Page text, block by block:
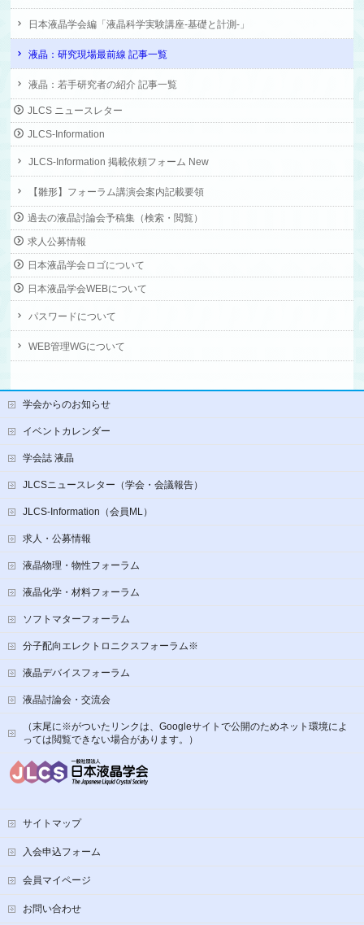
日本液晶学会編「液晶科学実験講座-基礎と計測-」
液晶：研究現場最前線 記事一覧
液晶：若手研究者の紹介 記事一覧
JLCS ニュースレター
JLCS-Information
JLCS-Information 掲載依頼フォーム New
【雛形】フォーラム講演会案内記載要領
過去の液晶討論会予稿集（検索・閲覧）
求人公募情報
日本液晶学会ロゴについて
日本液晶学会WEBについて
パスワードについて
WEB管理WGについて
学会からのお知らせ
イベントカレンダー
学会誌 液晶
JLCSニュースレター（学会・会議報告）
JLCS-Information（会員ML）
求人・公募情報
液晶物理・物性フォーラム
液晶化学・材料フォーラム
ソフトマターフォーラム
分子配向エレクトロニクスフォーラム※
液晶デバイスフォーラム
液晶討論会・交流会
（末尾に※がついたリンクは、Googleサイトで公開のためネット環境によ
っては閲覧できない場合があります。）
サイトマップ
入会申込フォーム
会員マイページ
お問い合わせ